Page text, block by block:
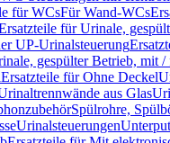
für WCsFür Wand-WCs
für Urinale,
UP-Urinalsteuerung
gespülter Betrieb, mit
Ersatzteile für Ohne Deckel
aus Glas
Spülrohre,
Urinalsteuerungen